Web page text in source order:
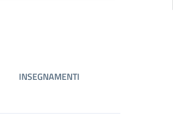
INSEGNAMENTI